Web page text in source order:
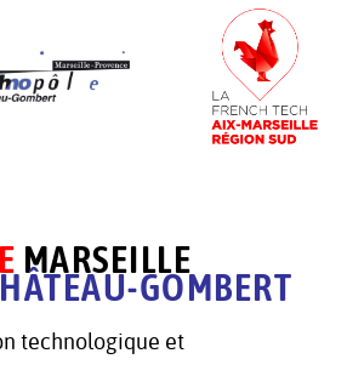
MARSEILLE
GOMBERT
technologique et